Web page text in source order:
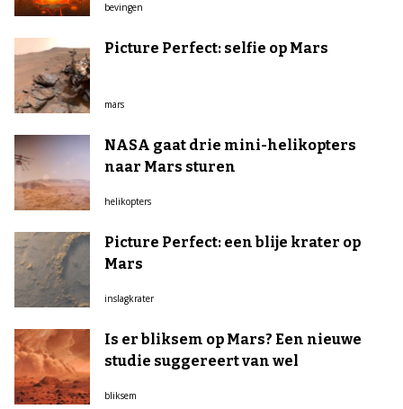
bevingen
Picture Perfect: selfie op Mars
mars
NASA gaat drie mini-helikopters
naar Mars sturen
helikopters
Picture Perfect: een blije krater op
Mars
inslagkrater
Is er bliksem op Mars? Een nieuwe
studie suggereert van wel
bliksem